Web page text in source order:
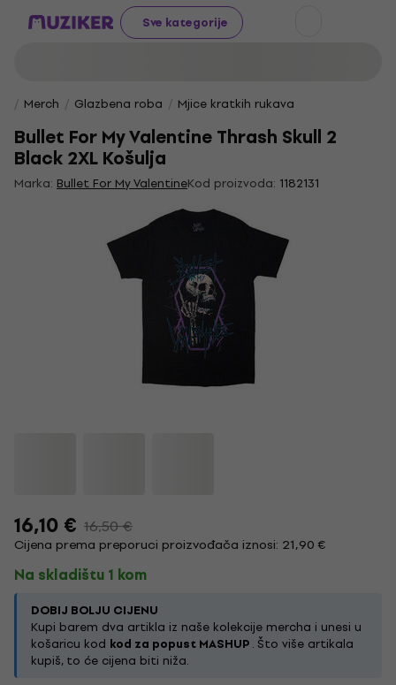
Sve kategorije
Merch Glazbena roba Mjice kratkih rukava
Bullet For My Valentine Thrash Skull 2
Black 2XL Košulja
Marka: Bullet For My ValentineKod proizvoda: 1182131
16,10 € 16,50 €
Cijena prema preporuci proizvođača iznosi: 21,90 €
Na skladištu 1 kom
DOBIJ BOLJU CIJENU
Kupi barem dva artikla iz naše kolekcije mercha i unesi u
košaricu kod kod za popust MASHUP. Što više artikala
kupiš, to će cijena biti niža.